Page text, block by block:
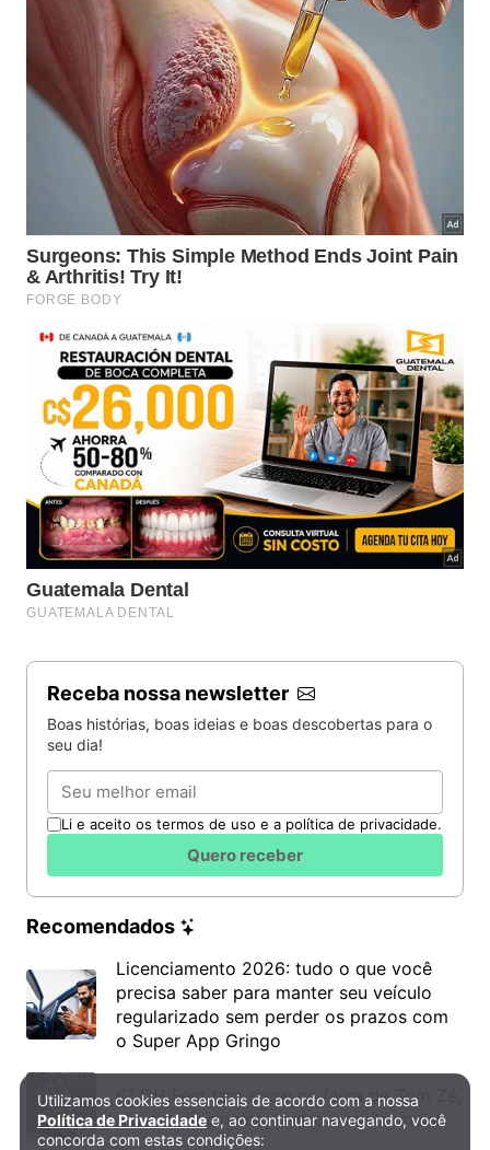
Receba nossa newsletter
Boas histórias, boas ideias e boas descobertas para o
seu dia!
Email
Li e aceito os termos de uso e a política de privacidade.
Quero receber
Recomendados
Licenciamento 2026: tudo o que você
precisa saber para manter seu veículo
regularizado sem perder os prazos com
o Super App Gringo
6º DH Fest tem show na faixa de Tom Zé,
mostra de cinema, teatro e muito mais!
Política de Privacidade e Cookies
Utilizamos cookies essenciais de acordo com a nossa
Política de Privacidade e, ao continuar navegando, você
concorda com estas condições: